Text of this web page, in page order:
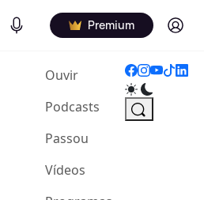
Podcasts Premium Log in
Ouvir(current)
Podcasts
Passou
Vídeos